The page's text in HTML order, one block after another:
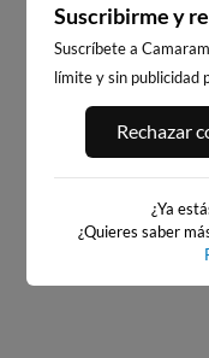
PLAYA DE SALINAS,
20km · Salinas
Suscribirme y
Suscríbete a
límite y sin publicidad
Rechazar
¿Ya
¿Quieres saber